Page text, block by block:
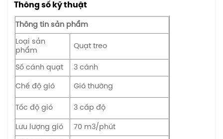
Thông số kỹ thuật
Thông tin sản phẩm
Loại sản
phẩm
Quạt treo
Số cánh quạt 3 cánh
Chế độ gió Gió thường
Tốc độ gió 3 cấp độ
Lưu lượng gió 70 m3/phút